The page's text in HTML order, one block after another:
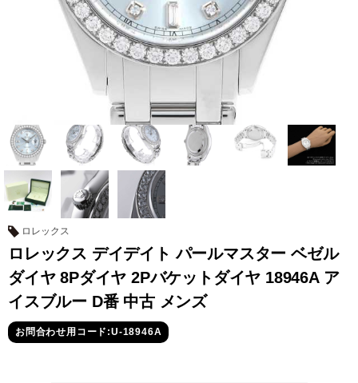
オーデマピゲ ウブロ カルティエ
グランド
セイコー
ロレックス
ロレックス デイデイト パールマスター ベゼル
ダイヤ 8Pダイヤ 2Pバケットダイヤ 18946A ア
イスブルー D番 中古 メンズ
お問合わせ用コード:U-18946A